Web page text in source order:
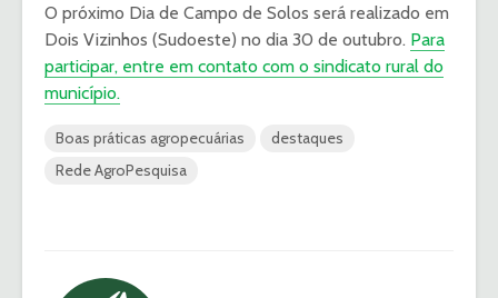
O próximo Dia de Campo de Solos será realizado em
Dois Vizinhos (Sudoeste) no dia 30 de outubro. Para
participar, entre em contato com o sindicato rural do
município.
Boas práticas agropecuárias
destaques
Rede AgroPesquisa